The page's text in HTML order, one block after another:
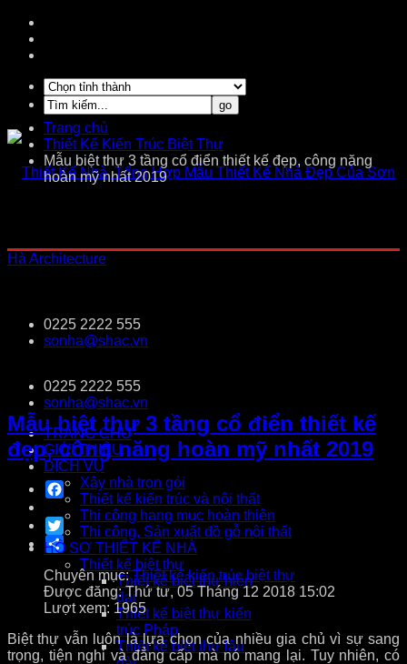
0225 2222 555
sonha@shac.vn
0225 2222 555
sonha@shac.vn
TRANG CHỦ
GIỚI THIỆU
DỊCH VỤ
Xây nhà trọn gói
Thiết kế kiến trúc và nội thất
Thi công hạng mục hoàn thiện
Thi công, Sản xuất đồ gỗ nội thất
HỒ SƠ THIẾT KẾ NHÀ
Thiết kế biệt thự
Thiết kế biệt thự hiện
đại
Thiết kế biệt thự kiến
trúc Pháp
Thiết kế biệt thự lâu
Trang chủ
Thiết Kế Kiến Trúc Biệt Thự
Mẫu biệt thự 3 tầng cổ điển thiết kế đẹp, công năng
hoàn mỹ nhất 2019
Mẫu biệt thự 3 tầng cổ điển thiết kế
đẹp, công năng hoàn mỹ nhất 2019
Facebook
Twitter
Share
Chuyên mục:Thiết kế kiến trúc biệt thự
Được đăng: Thứ tư, 05 Tháng 12 2018 15:02
Lượt xem: 1965
Biệt thự vẫn luôn là lựa chọn của nhiều gia chủ vì sự sang
trọng, tiện nghi và đẳng cấp mà nó mang lại. Tuy nhiên, có